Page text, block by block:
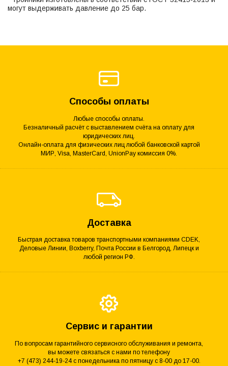
могут выдерживать давление до 25 бар.
Способы оплаты
Любые способы оплаты.
Безналичный расчёт с выставлением счёта на оплату для
юридических лиц.
Онлайн-оплата для физических лиц любой банковской картой
МИР, Visa, MasterCard, UnionPay комиссия 0%.
Доставка
Быстрая доставка товаров транспортными компаниями CDEK,
Деловые Линии, Boxberry, Почта России в Белгород, Липецк и
любой регион РФ.
Сервис и гарантии
По вопросам гарантийного сервисного обслуживания и ремонта,
вы можете связаться с нами по телефону
+7 (473) 244-19-24 с понедельника по пятницу с 8-00 до 17-00.